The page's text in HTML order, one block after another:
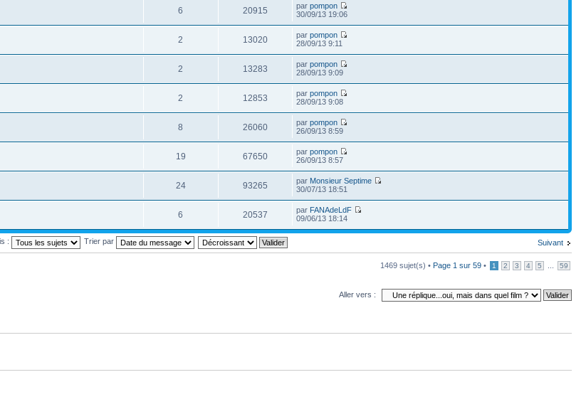
6 20915 parpompon
30/09/13 19:06
2 13020 parpompon
28/09/13 9:11
2 13283 parpompon
28/09/13 9:09
2 12853 parpompon
28/09/13 9:08
8 26060 parpompon
26/09/13 8:59
19 67650 parpompon
26/09/13 8:57
24 93265 par Monsieur Septime
30/07/13 18:51
6 20537 par FANAdeLdF
09/06/13 18:14
Suivant
: Trier par
1469 sujet(s) • Page 1 sur 59 • 1 2 3 4 5 59
Aller vers :